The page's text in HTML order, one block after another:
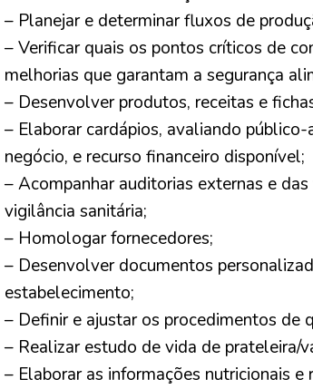
– Planejar e determinar fluxos de
– Verificar quais os pontos críticos de
melhorias que garantam a segurança
– Desenvolver produtos, receitas e
– Elaborar cardápios, avaliando
negócio, e recurso financeiro disponível;
– Acompanhar auditorias externas e
vigilância sanitária;
– Homologar fornecedores;
– Desenvolver documentos
estabelecimento;
– Definir e ajustar os procedimentos de
– Realizar estudo de vida de prateleira/
– Elaborar as informações nutricionais